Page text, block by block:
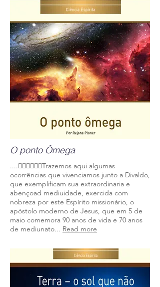
O ponto Ômega
.... 􏰙􏰐􏰇􏰤􏰑􏰆Trazemos aqui algumas
ocorrências que vivenciamos junto a Divaldo,
que exemplificam sua extraordinaria e
abençoad mediuidade, exercida com
nobreza por este Espírito missionário, o
apóstolo moderno de Jesus, que em 5 de
maio comemora 90 anos de vida e 70 anos
de mediunato... Read more